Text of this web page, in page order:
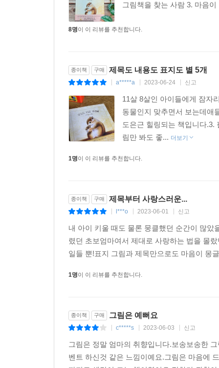
그림책을 찾는 사람 3. 마음
8명이 이 리뷰를 추천합니다.
종이책 구매 제목도 내용도 표지도 별 5개
a*****a 2023-06-24 신고
11살 8살인 아이들에게 잠자
동물인지 맞추면서 보는데애
도은근 힐링되는 책입니다.3.
림만 봐도 좋... 더보기
1명이 이 리뷰를 추천합니다.
종이책 구매 제목부터 사랑스러운...
l***o 2023-06-01 신고
내 아이 키울 때도 물론 뭉클했던 순간이 많
렸던 초보엄마여서 제대로 사랑하는 법을 몰
일들 뿐!표지 그림과 제목만으로도 마음이 몽
1명이 이 리뷰를 추천합니다.
종이책 구매 그림은 예뻐요
c*****s 2023-06-03 신고
그림은 정말 엄마의 취향입니다.보송보송한
벤트 하신것 같은 느낌이예요.그림은 마음에